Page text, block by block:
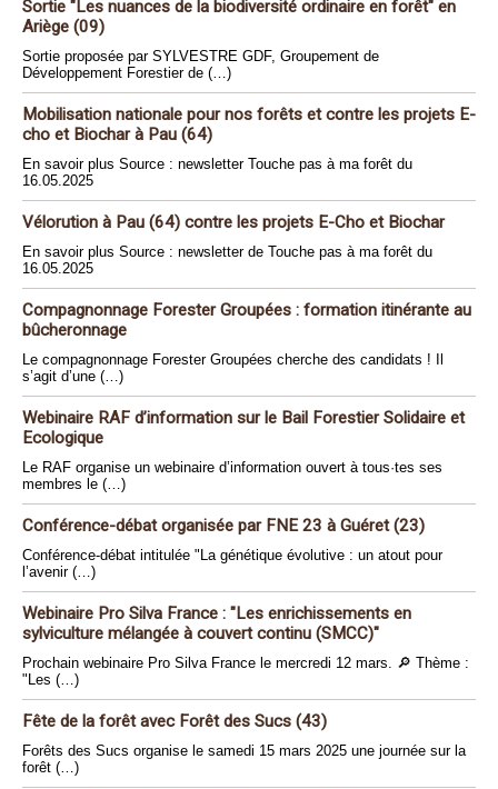
Sortie "Les nuances de la biodiversité ordinaire en forêt" en
Ariège (09)
Sortie proposée par SYLVESTRE GDF, Groupement de
Développement Forestier de (…)
Mobilisation nationale pour nos forêts et contre les projets E-
cho et Biochar à Pau (64)
En savoir plus Source : newsletter Touche pas à ma forêt du
16.05.2025
Vélorution à Pau (64) contre les projets E-Cho et Biochar
En savoir plus Source : newsletter de Touche pas à ma forêt du
16.05.2025
Compagnonnage Forester Groupées : formation itinérante au
bûcheronnage
Le compagnonnage Forester Groupées cherche des candidats ! Il
s’agit d’une (…)
Webinaire RAF d’information sur le Bail Forestier Solidaire et
Ecologique
Le RAF organise un webinaire d’information ouvert à tous·tes ses
membres le (…)
Conférence-débat organisée par FNE 23 à Guéret (23)
Conférence-débat intitulée "La génétique évolutive : un atout pour
l’avenir (…)
Webinaire Pro Silva France : "Les enrichissements en
sylviculture mélangée à couvert continu (SMCC)"
Prochain webinaire Pro Silva France le mercredi 12 mars. 🔎 Thème :
"Les (…)
Fête de la forêt avec Forêt des Sucs (43)
Forêts des Sucs organise le samedi 15 mars 2025 une journée sur la
forêt (…)